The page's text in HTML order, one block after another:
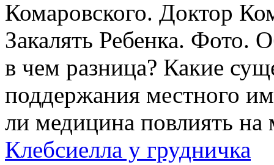
Комаровского. Доктор
Закалять Ребенка.
в чем разница? Какие
поддержания местного
ли медицина повлиять
Клебсиелла у грудничка